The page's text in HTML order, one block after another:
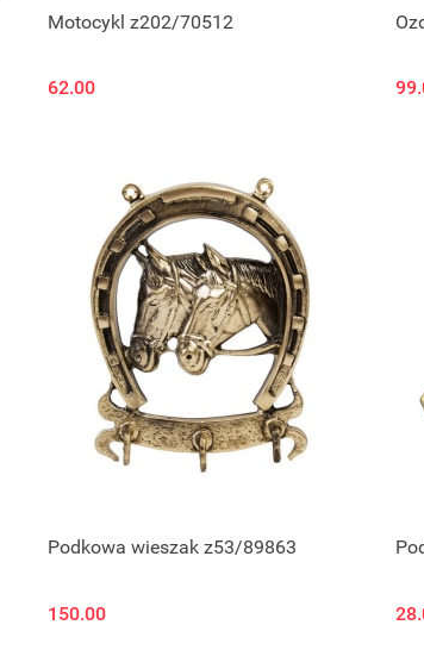
Motocykl z202/70512
62.00
Podkowa wieszak z53/89863
150.00